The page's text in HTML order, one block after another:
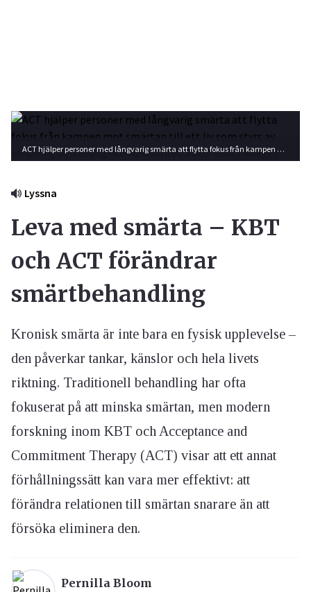
ACT hjälper personer med långvarig smärta att flytta fokus från kampen mot smärtan till ett liv som styrs av värderingar, mening och livskvalitet. Foto: Getty Images
Lyssna
Leva med smärta – KBT
och ACT förändrar
smärtbehandling
Kronisk smärta är inte bara en fysisk upplevelse –
den påverkar tankar, känslor och hela livets
riktning. Traditionell behandling har ofta
fokuserat på att minska smärtan, men modern
forskning inom KBT och Acceptance and
Commitment Therapy (ACT) visar att ett annat
förhållningssätt kan vara mer effektivt: att
förändra relationen till smärtan snarare än att
försöka eliminera den.
Pernilla Bloom